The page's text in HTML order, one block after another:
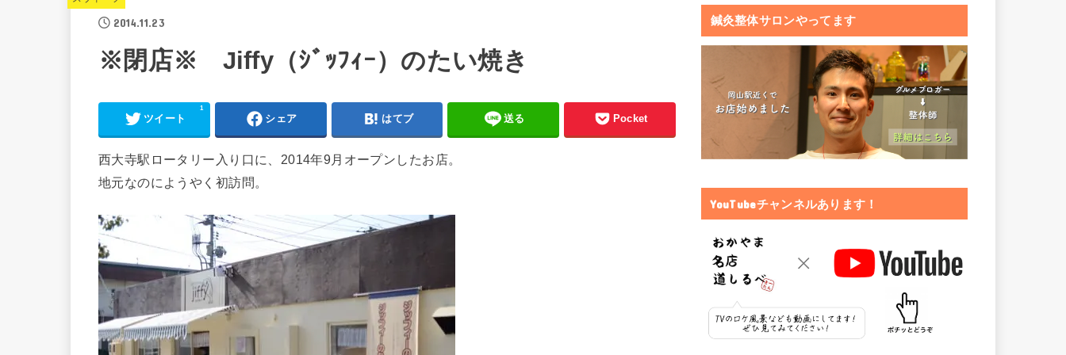
2014.11.23
※閉店※ Jiffy（ｼﾞｯﾌｨｰ）のたい焼き
ツイート
1
シェア はてブ 送る Pocket
西大寺駅ロータリー入り口に、2014年9月オープンしたお店。
地元なのにようやく初訪問。
鍼灸整体サロンやってます
YouTubeチャンネルあります！